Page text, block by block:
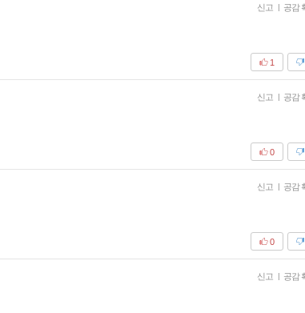
신고 | 공감
1
신고 | 공감
0
신고 | 공감
0
신고 | 공감